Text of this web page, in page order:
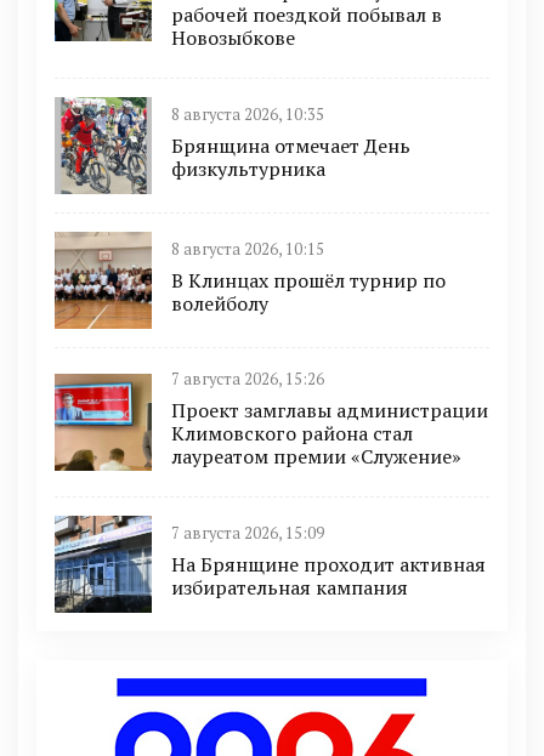
рабочей поездкой побывал в
Новозыбкове
8 августа 2026, 10:35
Брянщина отмечает День
физкультурника
8 августа 2026, 10:15
В Клинцах прошёл турнир по
волейболу
7 августа 2026, 15:26
Проект замглавы администрации
Климовского района стал
лауреатом премии «Служение»
7 августа 2026, 15:09
На Брянщине проходит активная
избирательная кампания